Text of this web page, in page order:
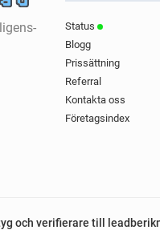
Status
Blogg
Prissättning
Referral
Kontakta oss
Företagsindex
och verifierare till